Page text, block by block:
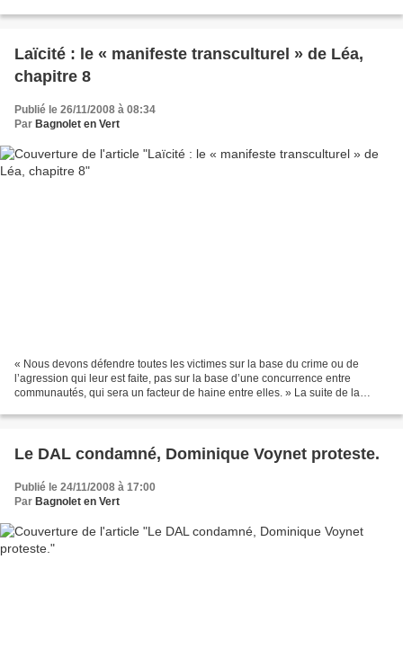
Laïcité : le « manifeste transculturel » de Léa,
chapitre 8
Publié le 26/11/2008 à 08:34
Par Bagnolet en Vert
« Nous devons défendre toutes les victimes sur la base du crime ou de
l’agression qui leur est faite, pas sur la base d’une concurrence entre
communautés, qui sera un facteur de haine entre elles. » La suite de la
Le DAL condamné, Dominique Voynet proteste.
Publié le 24/11/2008 à 17:00
Par Bagnolet en Vert